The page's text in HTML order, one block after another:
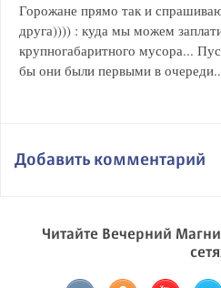
Горожане прямо так и
друга)))) : куда мы можем
крупногабаритного мусора...
бы они были первыми в
Добавить комментарий
Читайте Вечерний